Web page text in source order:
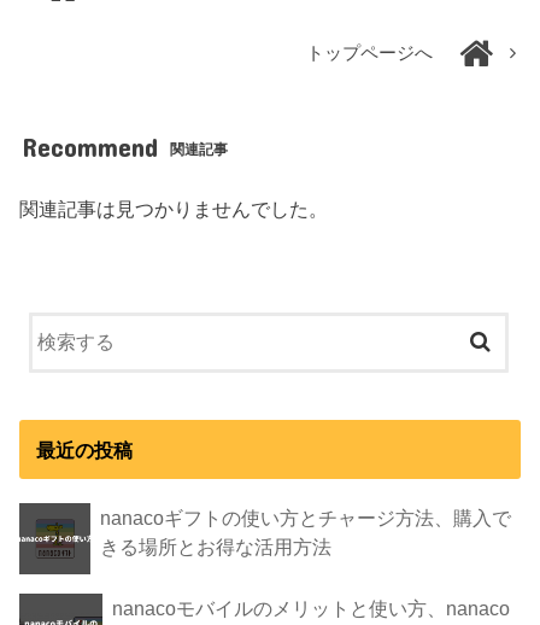
トップページへ
Recommend 関連記事
関連記事は見つかりませんでした。
最近の投稿
nanacoギフトの使い方とチャージ方法、購入で
きる場所とお得な活用方法
nanacoモバイルのメリットと使い方、nanaco